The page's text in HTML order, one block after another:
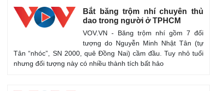
Bắt băng trộm nhí chuyên thủ
dao trong người ở TPHCM
VOV.VN - Băng trộm nhí gồm 7 đối
tượng do Nguyễn Minh Nhật Tân (tự
Tân “nhóc”, SN 2000, quê Đồng Nai) cầm đầu. Tuy nhỏ tuổi
nhưng đối tượng này có nhiều thành tích bất hảo